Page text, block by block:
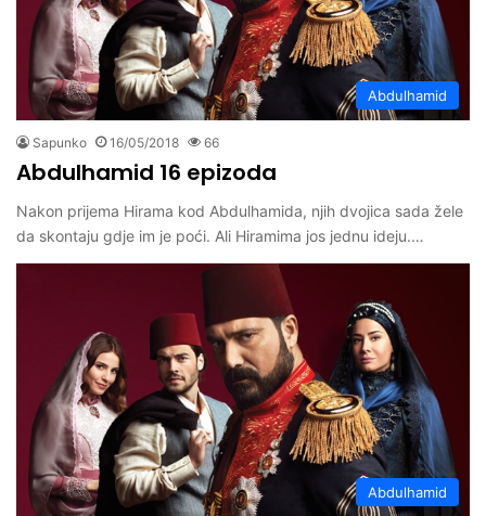
Abdulhamid
Sapunko 16/05/2018 66
Abdulhamid 16 epizoda
Nakon prijema Hirama kod Abdulhamida, njih dvojica sada žele
da skontaju gdje im je poći. Ali Hiramima jos jednu ideju.…
Abdulhamid